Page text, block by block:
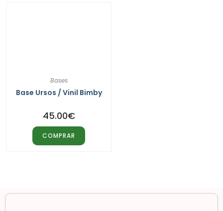
Bases
Base Ursos / Vinil Bimby
45.00€
COMPRAR